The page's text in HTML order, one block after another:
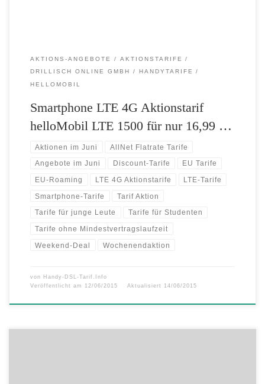
AKTIONS-ANGEBOTE
AKTIONSTARIFE
DRILLISCH ONLINE GMBH
HANDYTARIFE
HELLOMOBIL
Smartphone LTE 4G Aktionstarif
helloMobil LTE 1500 für nur 16,99 …
Aktionen im Juni AllNet Flatrate Tarife
Angebote im Juni Discount-Tarife EU Tarife
EU-Roaming LTE 4G Aktionstarife LTE-Tarife
Smartphone-Tarife Tarif Aktion
Tarife für junge Leute Tarife für Studenten
Tarife ohne Mindestvertragslaufzeit
Weekend-Deal Wochenendaktion
von Handy-DSL-Tarif.Info
Veröffentlicht am
12/06/2015 Aktualisiert 14/06/2015